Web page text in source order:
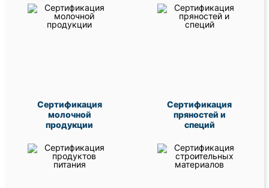
Сертификация
молочной
продукции
Сертификация
пряностей и
специй